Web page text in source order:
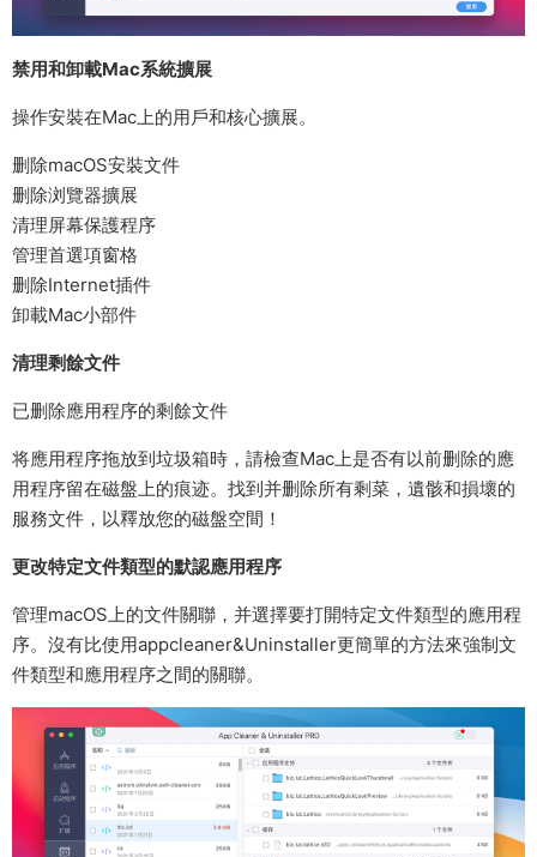
禁用和卸載Mac系統擴展
操作安裝在Mac上的用戶和核心擴展。
删除macOS安裝文件
删除浏覽器擴展
清理屏幕保護程序
管理首選項窗格
删除Internet插件
卸載Mac小部件
清理剩餘文件
已删除應用程序的剩餘文件
将應用程序拖放到垃圾箱時，請檢查Mac上是否有以前删除的應
用程序留在磁盤上的痕迹。找到并删除所有剩菜，遺骸和損壞的
服務文件，以釋放您的磁盤空間！
更改特定文件類型的默認應用程序
管理macOS上的文件關聯，并選擇要打開特定文件類型的應用程
序。沒有比使用appcleaner&Uninstaller更簡單的方法來強制文
件類型和應用程序之間的關聯。